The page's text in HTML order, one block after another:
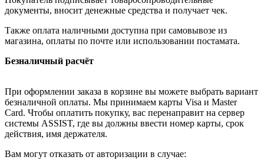
документы, вносит денежные средства и получает чек.
Также оплата наличными доступна при самовывозе из
магазина, оплаты по почте или использовании постамата.
Безналичный расчёт
При оформлении заказа в корзине вы можете выбрать вариант
безналичной оплаты. Мы принимаем карты Visa и Master
Card. Чтобы оплатить покупку, вас перенаправит на сервер
системы ASSIST, где вы должны ввести номер карты, срок
действия, имя держателя.
Вам могут отказать от авторизации в случае: